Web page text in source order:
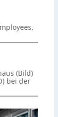
(Bild)
bei der